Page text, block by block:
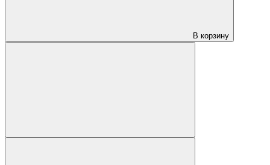
В корзину